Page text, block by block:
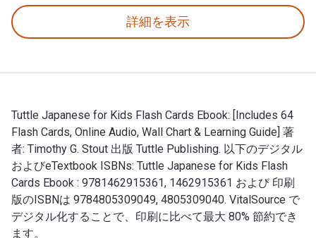
詳細を表示
Tuttle Japanese for Kids Flash Cards Ebook: [Includes 64
Flash Cards, Online Audio, Wall Chart & Learning Guide] 著
者: Timothy G. Stout 出版 Tuttle Publishing. 以下のデジタル
およびeTextbook ISBNs: Tuttle Japanese for Kids Flash
Cards Ebook : 9781462915361, 1462915361 および 印刷
版のISBNは 9784805309049, 4805309040. VitalSource で
デジタル化することで、印刷に比べて最大 80% 節約でき
ます。